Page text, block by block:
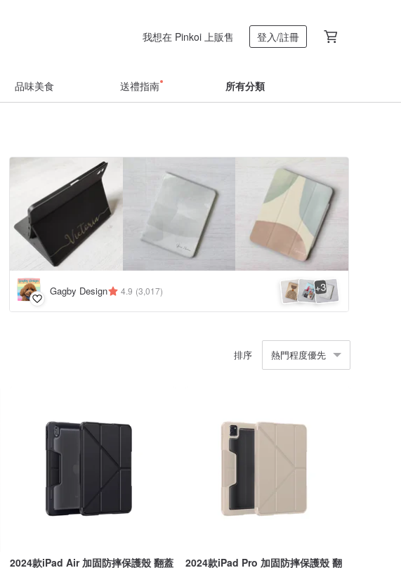
我想在 Pinkoi 上販售 登入/註冊
品味美食 送禮指南 所有分類
Gagby Design 4.9 (3,017) +3
排序 熱門程度優先
2024款iPad Air 加固防摔保護殼 翻蓋
2024款iPad Pro 加固防摔保護殼 翻